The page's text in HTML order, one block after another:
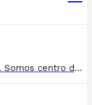
Preciosos Machitos de Yorkshire Terrier. Somos centro de mascotas con años de experiencia. Diariamente cuidamos, supervisamos y mimamos a nuestros cachorritos. Los entregamos con Revisión Veterinaria, Factura de compra, garantía vírica, formulario de reconocimiento de raza pura, junto con su cartilla de vacunación y desparasitacion al día de la entrega. Hacemos envíos a toda la península y Baleares mediante servicio propio de transporte. Posibilidad de pago contrareembolso. Para más información no dude en contactar con nosotros. TLF: 649297709. Solo atiendo wasap o tlf. Gracias